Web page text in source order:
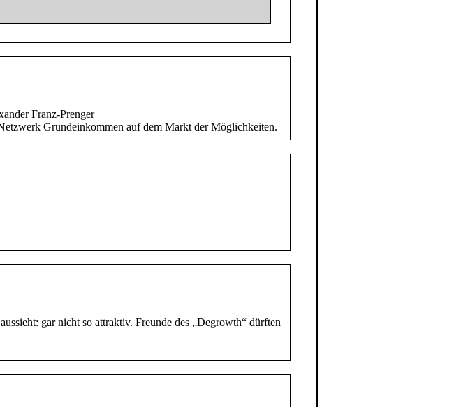
Franz-Prenger
Grundeinkommen auf dem Markt der Möglichkeiten.
gar nicht so attraktiv. Freunde des „Degrowth“ dürften